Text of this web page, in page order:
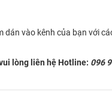
dán vào kênh của bạn với
lòng liên hệ Hotline: 096